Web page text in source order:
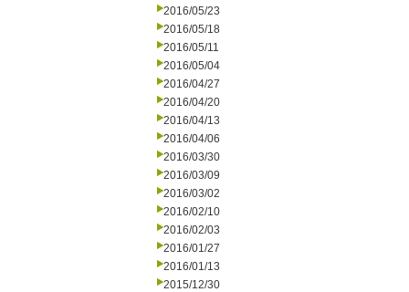
2016/05/23
2016/05/18
2016/05/11
2016/05/04
2016/04/27
2016/04/20
2016/04/13
2016/04/06
2016/03/30
2016/03/09
2016/03/02
2016/02/10
2016/02/03
2016/01/27
2016/01/13
2015/12/30